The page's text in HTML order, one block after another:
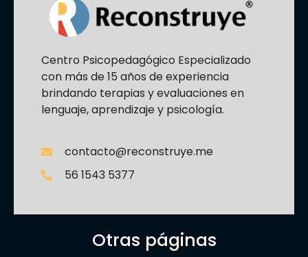
Centro Psicopedagógico Especializado
con más de 15 años de experiencia
brindando terapias y evaluaciones en
lenguaje, aprendizaje y psicología.
contacto@reconstruye.me
56 1543 5377
Otras páginas